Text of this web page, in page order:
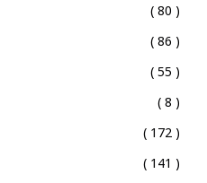
( 80 )
( 86 )
( 55 )
( 8 )
( 172 )
( 141 )